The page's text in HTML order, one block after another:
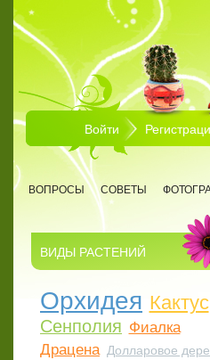
Перейти к основному содержанию
Войти
ВОПРОСЫ СОВЕТЫ
ВИДЫ РАСТЕНИЙ
Орхидея Кактус
Сенполия Фиалка
Драцена Долларовое